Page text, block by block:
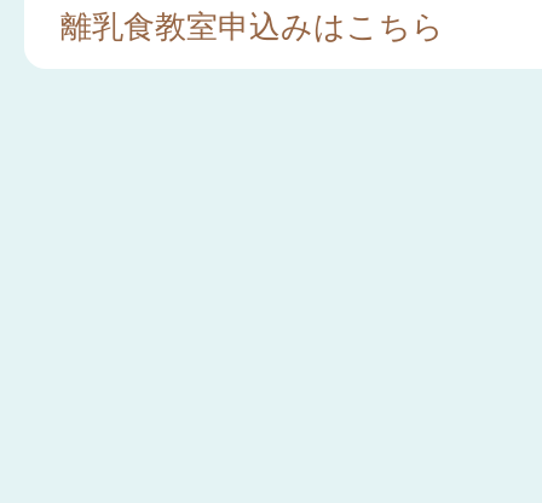
離乳食教室申込みはこちら